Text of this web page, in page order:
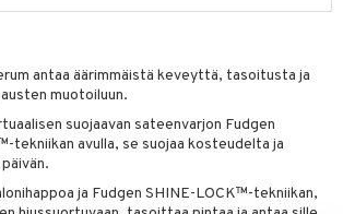
antaa äärimmäistä keveyttä, tasoitusta ja
muotoiluun.
suojaavan sateenvarjon Fudgen
tekniikan avulla, se suojaa kosteudelta ja
ja Fudgen SHINE-LOCK™-tekniikan,